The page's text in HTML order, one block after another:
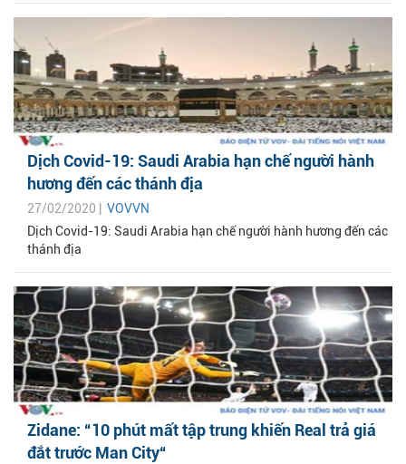
Dịch Covid-19: Saudi Arabia hạn chế người hành
hương đến các thánh địa
27/02/2020 | VOVVN
Dịch Covid-19: Saudi Arabia hạn chế người hành hương đến các
thánh địa
Zidane: “10 phút mất tập trung khiến Real trả giá
đắt trước Man City“